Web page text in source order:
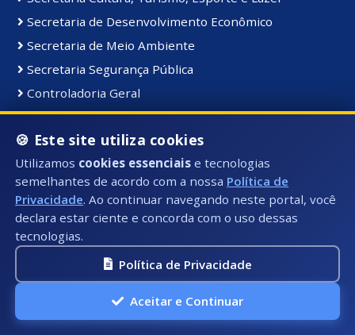
Secretaria de Desenvolvimento Econômico
Secretaria de Meio Ambiente
Secretaria Segurança Pública
Controladoria Geral
Coordenadoria de Comunicação Institucional
Secretaria de Serviços Públicos
Secretaria de Educação
Gabinete do Prefeito
Materiais e Bens:
Bens Consolidados
Bens Imóveis
Bens Intangiveis
🍪 Este site utiliza cookies
Utilizamos cookies essenciais e tecnologias
semelhantes de acordo com a nossa Política de
Privacidade. Ao continuar navegando neste portal, você
declara estar ciente e concorda com o uso dessas
tecnologias.
Política de Privacidade
Aceitar e Continuar